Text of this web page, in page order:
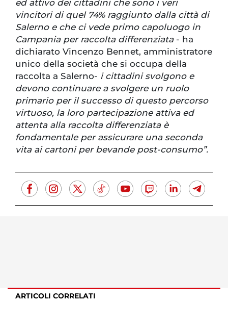
ed attivo dei cittadini che sono i veri
vincitori di quel 74% raggiunto dalla città di
Salerno e che ci vede primo capoluogo in
Campania per raccolta differenziata- ha
dichiarato Vincenzo Bennet, amministratore
unico della società che si occupa della
raccolta a Salerno- i cittadini svolgono e
devono continuare a svolgere un ruolo
primario per il successo di questo percorso
virtuoso, la loro partecipazione attiva ed
attenta alla raccolta differenziata è
fondamentale per assicurare una seconda
vita ai cartoni per bevande post-consumo”.
ARTICOLI CORRELATI